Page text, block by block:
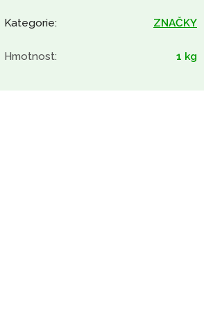
Kategorie: ZNAČKY
Hmotnost: 1 kg